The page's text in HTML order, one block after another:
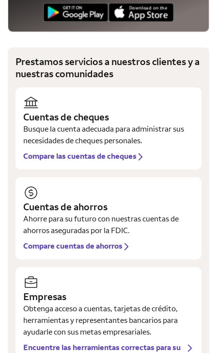
Prestamos servicios a nuestros clientes y a
nuestras comunidades
Cuentas de cheques
Busque la cuenta adecuada para administrar sus
necesidades de cheques personales.
Compare las cuentas de cheques
Cuentas de ahorros
Ahorre para su futuro con nuestras cuentas de
ahorros aseguradas por la FDIC.
Compare cuentas de ahorros
Empresas
Obtenga acceso a cuentas, tarjetas de crédito,
herramientas y representantes bancarios para
ayudarle con sus metas empresariales.
Encuentre las herramientas correctas para su